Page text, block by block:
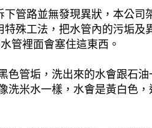
管路並無發現異狀，本公司
殊工法，把水管內的污垢及
管裡面會塞住這東西。
色管垢，洗出來的水會跟石
洗米水一樣，水會是黃白色，